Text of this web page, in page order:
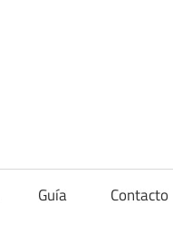
Guía Contacto